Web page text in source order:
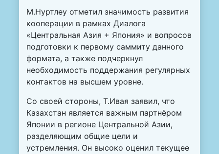
М.Нуртлеу отметил значимость развития
кооперации в рамках Диалога
«Центральная Азия + Япония» и вопросов
подготовки к первому саммиту данного
формата, а также подчеркнул
необходимость поддержания регулярных
контактов на высшем уровне.
Со своей стороны, Т.Ивая заявил, что
Казахстан является важным партнёром
Японии в регионе Центральной Азии,
разделяющим общие цели и
устремления. Он высоко оценил текущее